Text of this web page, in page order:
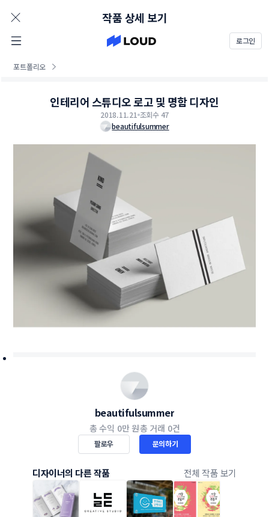
로그인
포트폴리오
작품 상세 보기
인테리어 스튜디오 로고 및 명함 디자인
2018.11.21 조회수 47
beautifulsummer
beautifulsummer
총 수익 0만 원총 거래 0건
팔로우 문의하기
디자이너의 다른 작품 전체 작품 보기